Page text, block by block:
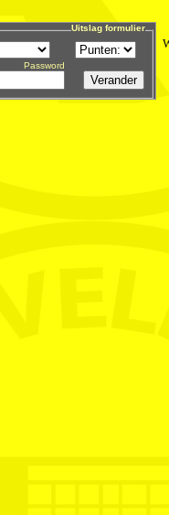
Uitslag formulier
Password